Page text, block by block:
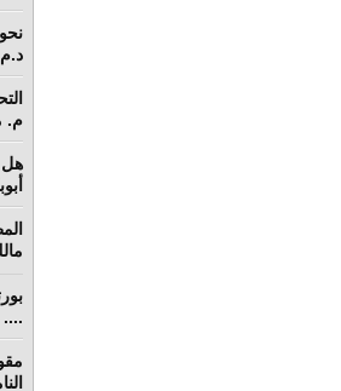
م.
هل
....